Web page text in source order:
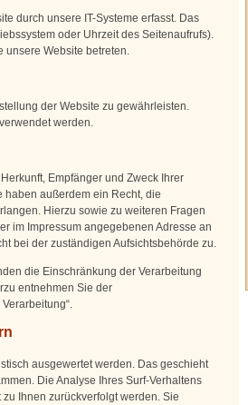
durch unsere IT-Systeme erfasst. Das
oder Uhrzeit des Seitenaufrufs).
unsere Website betreten.
der Website zu gewährleisten.
werden.
Empfänger und Zweck Ihrer
außerdem ein Recht, die
Hierzu sowie zu weiteren Fragen
im Impressum angegebenen Adresse an
bei der zuständigen Aufsichtsbehörde zu.
die Einschränkung der Verarbeitung
entnehmen Sie der
ausgewertet werden. Das geschieht
Die Analyse Ihres Surf-Verhaltens
Ihnen zurückverfolgt werden. Sie